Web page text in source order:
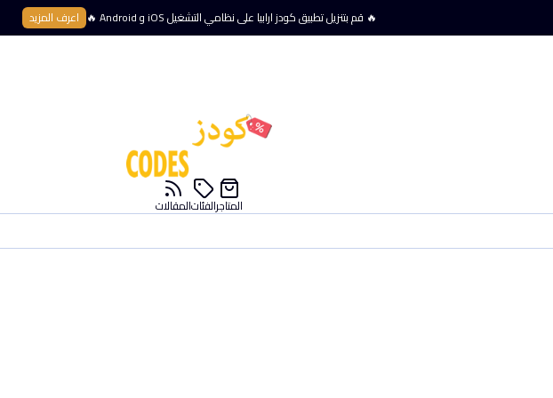
🔥 قم بتنزيل تطبيق كودز ارابيا على نظامي التشغيل iOS و Android 🔥 اعرف المزيد
المتاجرالفئاتالمقالات